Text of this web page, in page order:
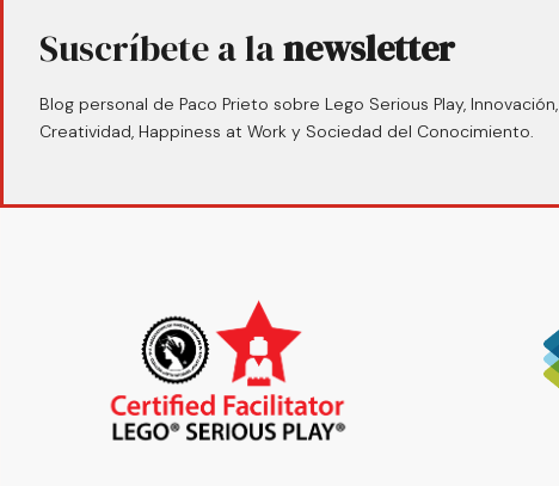
Suscríbete a lanewsletter
Blog personal de Paco Prieto sobre Lego Serious Play, Innovación,
Creatividad, Happiness at Work y Sociedad del Conocimiento.